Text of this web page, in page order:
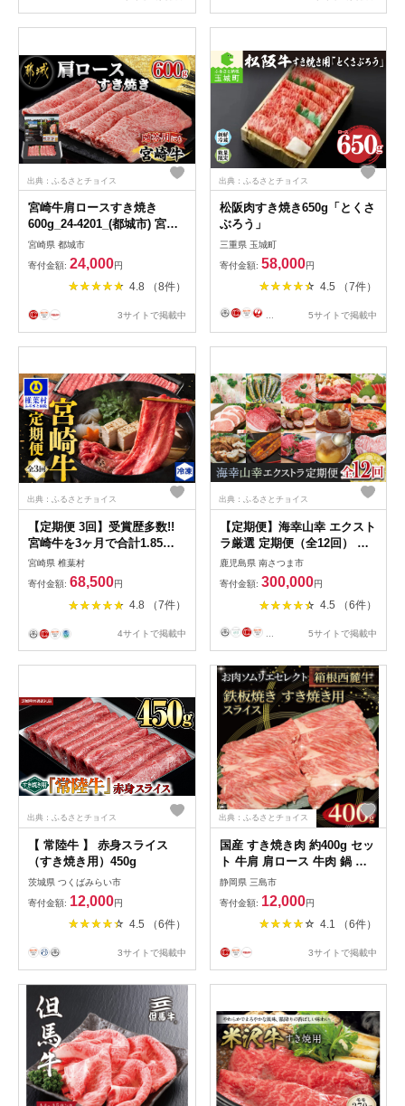
出典：ふるさとチョイス
宮崎牛肩ロースすき焼き
600g_24-4201_(都城市) 宮崎
牛 ローススライス 600g 肩ロ
ース すき焼き用 スライス 宮
崎牛 牛肉 ギフト 贈答用
宮崎県 都城市
寄付金額: 24,000円
4.8 （8件）
3サイトで掲載中
出典：ふるさとチョイス
松阪肉すき焼き650g「とくさ
ぶろう」
三重県 玉城町
寄付金額: 58,000円
4.5 （7件）
5サイトで掲載中
出典：ふるさとチョイス
【定期便 3回】受賞歴多数!!
宮崎牛を3ヶ月で合計1.85キ
ロ 宮崎牛づくし [送料無料 宮
崎県 椎葉村 秘境 国産 宮崎県
産 ブランド牛 牛肉 牛 和牛
肉 肩ロース ばら うで もも
うまい 美味しい おすすめ お
母 敬老 お中元 お歳暮]【MT-
37】
宮崎県 椎葉村
寄付金額: 68,500円
4.8 （7件）
4サイトで掲載中
出典：ふるさとチョイス
【定期便】海幸山幸 エクスト
ラ厳選 定期便（全12回） お
肉 お魚 豚肉 牛肉 黒豚 鹿児
島黒牛 すき焼き サーロイン
ステーキ しゃぶしゃぶ 角煮
鰻 蒲焼 刺身用 たかえび 薩摩
甘えび 海老 マグロ さつま揚
げ 焼豚 ハム レトルト ハンバ
鹿児島県 南さつま市
寄付金額: 300,000円
4.5 （6件）
5サイトで掲載中
出典：ふるさとチョイス
【 常陸牛 】 赤身スライス
（すき焼き用）450g
茨城県 つくばみらい市
寄付金額: 12,000円
4.5 （6件）
3サイトで掲載中
出典：ふるさとチョイス
国産 すき焼き肉 約400g セッ
ト 牛肩 肩ロース 牛肉 鍋 お
肉 和牛 すきやき 焼き肉 箱根
西麓牛 ブランド牛 特産品 グ
ルメ 食べ物 プレゼント 贈り
物 富士 湧き水 だいいちはむ
静岡県 三島市
寄付金額: 12,000円
4.1 （6件）
3サイトで掲載中